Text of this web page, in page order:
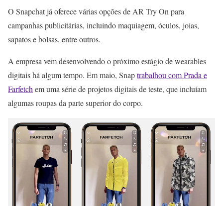
O Snapchat já oferece várias opções de AR Try On para
campanhas publicitárias, incluindo maquiagem, óculos, joias,
sapatos e bolsas, entre outros.
A empresa vem desenvolvendo o próximo estágio de wearables
digitais há algum tempo. Em maio, Snaptrabalhou com Prada e
Farfetch em uma série de projetos digitais de teste, que incluíam
algumas roupas da parte superior do corpo.